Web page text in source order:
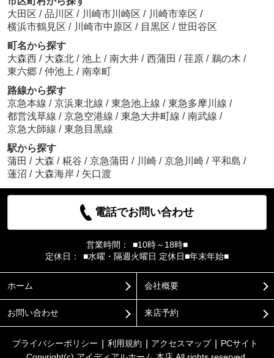
大田区 / 品川区 / 川崎市川崎区 / 川崎市幸区 /
横浜市鶴見区 / 川崎市中原区 / 目黒区 / 世田谷区
町名から探す
大森西 / 大森北 / 池上 / 南大井 / 西蒲田 / 荏原 / 鵜の木 /
東六郷 / 仲池上 / 南幸町
路線から探す
京急本線 / 京浜東北線 / 東急池上線 / 東急多摩川線 /
都営浅草線 / 京急空港線 / 東急大井町線 / 南武線 /
京急大師線 / 東急目黒線
駅から探す
蒲田 / 大森 / 糀谷 / 京急蒲田 / 川崎 / 京急川崎 / 平和島 /
蓮沼 / 大森海岸 / 矢口渡
電話でお問い合わせ
営業時間：
■10時～18時■
定休日：
■水曜・隔週火曜日 定休日■年末年始■
ホーム 会社概要
お問い合わせ 来店予約
プライバシーポリシー 利用規約 アクセスマップ
PCサイト